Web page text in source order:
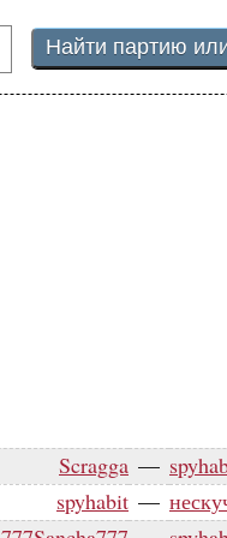
Scragga —
spyhabit —